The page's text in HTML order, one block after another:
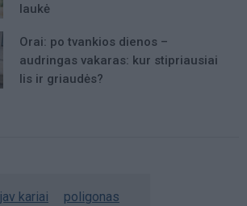
laukė
Orai: po tvankios dienos –
audringas vakaras: kur stipriausiai
lis ir griaudės?
jav kariai poligonas